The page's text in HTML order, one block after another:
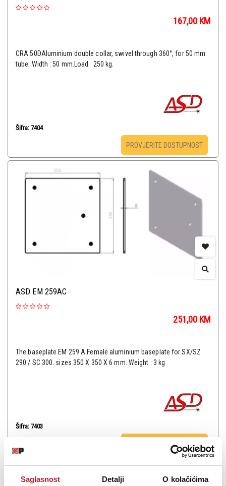
Saglasnost Detalji O kolačićima
167,00 KM
CRA 50DAluminium double collar, swivel through 360°, for 50 mm
tube. Width : 50 mm.Load : 250 kg.
Šifra: 7404
PROVJERITE DOSTUPNOST
ASD EM 259AC
251,00 KM
The baseplate EM 259 A Female aluminium baseplate for SX/SZ
290 / SC 300. sizes 350 X 350 X 6 mm. Weight : 3 kg
Šifra: 7403
PROVJERITE DOSTUPNOST